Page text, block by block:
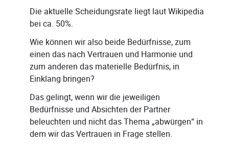
Die aktuelle Scheidungsrate liegt laut Wikipedia
bei ca. 50%.
Wie können wir also beide Bedürfnisse, zum
einen das nach Vertrauen und Harmonie und
zum anderen das materielle Bedürfnis, in
Einklang bringen?
Das gelingt, wenn wir die jeweiligen
Bedürfnisse und Absichten der Partner
beleuchten und nicht das Thema „abwürgen“ in
dem wir das Vertrauen in Frage stellen.